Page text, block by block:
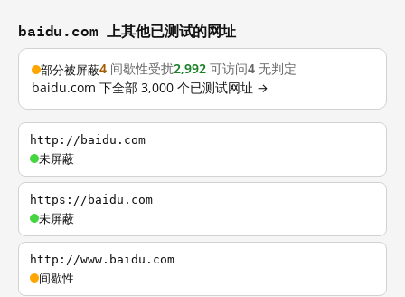
baidu.com 上其他已测试的网址
部分被屏蔽4 间歇性受扰2,992 可访问4 无判定
baidu.com 下全部 3,000 个已测试网址 →
http://baidu.com
未屏蔽
https://baidu.com
未屏蔽
http://www.baidu.com
间歇性